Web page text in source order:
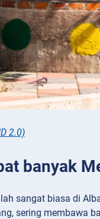
2.0)
banyak
sangat biasa di
sering membawa